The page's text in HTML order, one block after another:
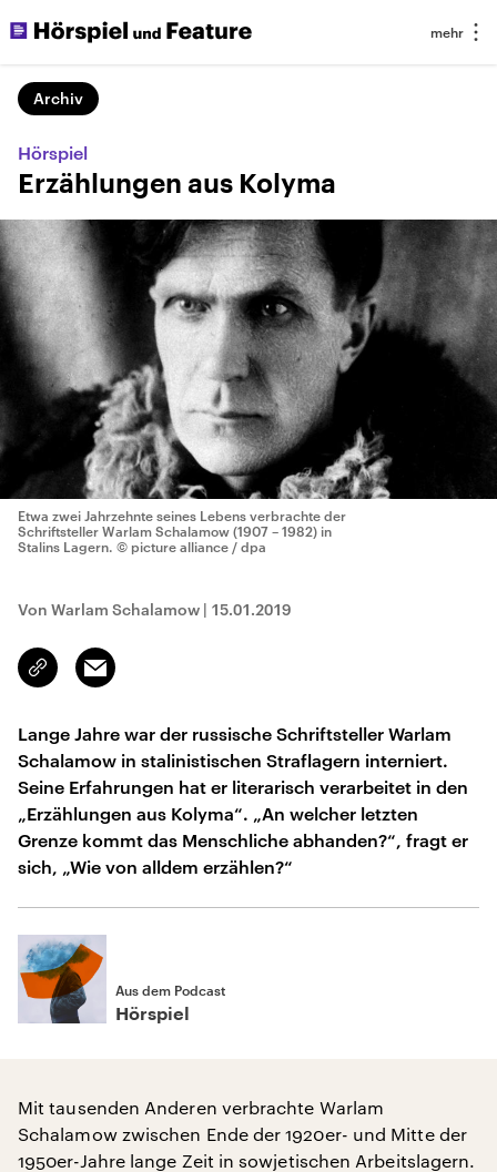
Archiv
Hörspiel
Erzählungen aus Kolyma
Etwa zwei Jahrzehnte seines Lebens verbrachte der
Schriftsteller Warlam Schalamow (1907 – 1982) in
Stalins Lagern. © picture alliance / dpa
Von Warlam Schalamow | 15.01.2019
Link
kopieren/teilen
Email
Lange Jahre war der russische Schriftsteller Warlam
Schalamow in stalinistischen Straflagern interniert.
Seine Erfahrungen hat er literarisch verarbeitet in den
„Erzählungen aus Kolyma“. „An welcher letzten
Grenze kommt das Menschliche abhanden?“, fragt er
sich, „Wie von alldem erzählen?“
Aus dem Podcast
Hörspiel
Mit tausenden Anderen verbrachte Warlam
Schalamow zwischen Ende der 1920er- und Mitte der
1950er-Jahre lange Zeit in sowjetischen Arbeitslagern.